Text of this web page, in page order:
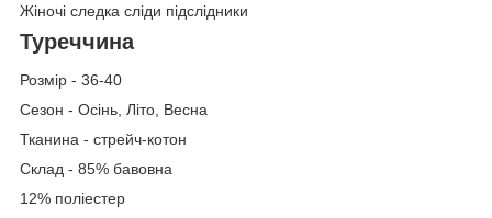
Жіночі следка сліди підслідники
Туреччина
Розмір - 36-40
Сезон - Осінь, Літо, Весна
Тканина - стрейч-котон
Склад - 85% бавовна
12% поліестер